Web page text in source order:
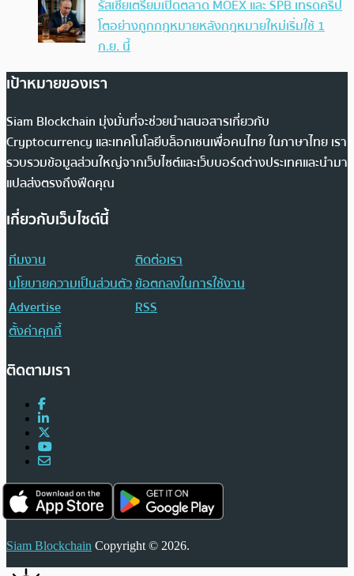
รัสเซียเตรียมเปิดตลาด MOEX และ SPB เทรดคริป
โตอย่างถูกกฎหมายหลังกฎหมายใหม่เริ่มใช้ 1
ก.ย. นี้
เป้าหมายของเรา
Siam Blockchain มุ่งมั่นที่จะช่วยนำเสนอสารเกี่ยวกับ
Cryptocurrency และเทคโนโลยีบล็อกเชนเพื่อคนไทย ในภาษาไทย เรา
รวบรวมข้อมูลส่วนใหญ่จากเว็บไซต์และเว็บบอร์ดต่างประเทศและนำมา
แปลส่งตรงถึงฟีดคุณ
เกี่ยวกับเว็บไซต์นี้
ทีมงาน
ติดต่อเรา
นโยบายความเป็นส่วนตัวข้อตกลงในการใช้งาน
Advertise
RSS
ตั้งค่าคุกกี้
ติดตามเรา
Siam Blockchain Copyright © 2026.